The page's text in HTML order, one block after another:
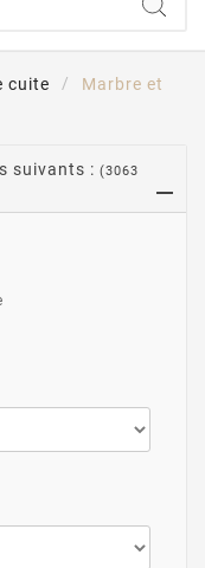
cuite
Marbre et
suivants : (3063